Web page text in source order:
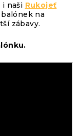
naši Rukojeť
na
zábavy.